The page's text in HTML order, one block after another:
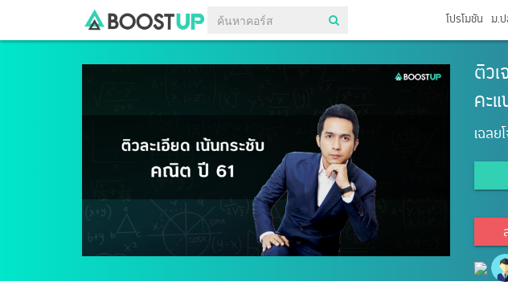
โปรโมชัน ม.
ติว
คะ
เฉล